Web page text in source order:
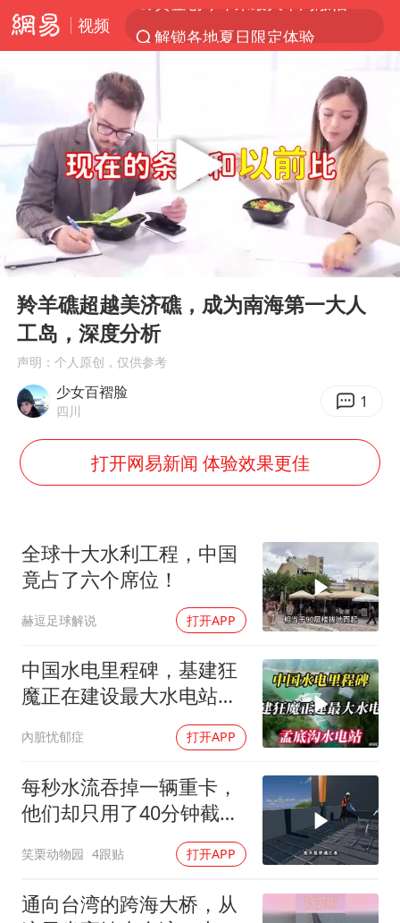
视频
解锁各地夏日限定体验
峰哥实名举报汪海林偷税漏税
浙江温州发布台风橙色预警信号
男童模仿奥特曼从高处跳下致骨折
富婆带资进组给自己硬加60多场吻戏
金饰克价一夜涨回1300元
名创优品一次性内裤 颜面尽失
白海豚将正面袭击贯穿浙江
牛津大学一纸声明甩不了锅
包文婧：二胎很难一碗水端平
香港宏福苑火灾或由烟头引起
浙江台州《告全体市民书》
《给阿嬷的情书》售后来了
人民的健康、体质、幸福一脉相承
Play
00:00 06:06
羚羊礁超越美济礁，成为南海第一大人
工岛，深度分析
声明：个人原创，仅供参考
少女百褶脸
四川 1
打开网易新闻 体验效果更佳
全球十大水利工程，中国
竟占了六个席位！
赫逗足球解说 打开APP
中国水电里程碑，基建狂
魔正在建设最大水电站，
內脏忧郁症 打开APP
每秒水流吞掉一辆重卡，
他们却只用了40分钟截断
笑栗动物园 4跟贴 打开APP
通向台湾的跨海大桥，从